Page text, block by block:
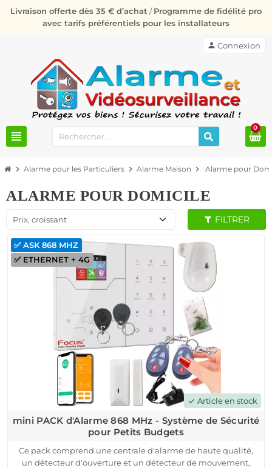
Livraison offerte dès 35 € d’achat /Programme de fidélité pro
avec tarifs préférentiels pour les installateurs
view_headline
person Connexion
0
chevron_right Alarme pour les Particuliers chevron_right Alarme Maison chevron_right Alarme pour
ALARME POUR DOMICILE
Prix, croissant FILTRER
check Article en stock
✅ ETHERNET + 4G
✅ ASK 868 MHZ
mini PACK d'Alarme 868 MHz - Système de Sécurité
pour Petits Budgets
Ce pack comprend une centrale d'alarme de haute qualité,
un détecteur d'ouverture et un détecteur de mouvement,